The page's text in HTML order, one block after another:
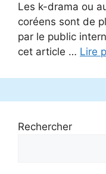
Les k-drama ou
coréens sont de
par le public
cet article … Lire
Rechercher